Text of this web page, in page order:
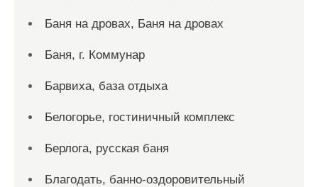
Баня на дровах, Баня на дровах
Баня, г. Коммунар
Барвиха, база отдыха
Белогорье, гостиничный комплекс
Берлога, русская баня
Благодать, банно-оздоровительный